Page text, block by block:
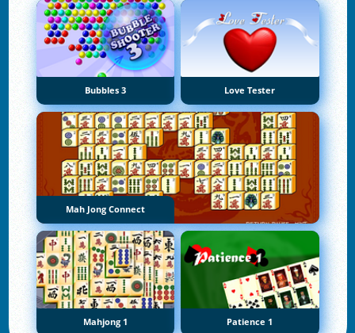
Bubbles 3 Love Tester
Mah Jong Connect
Mahjong 1 Patience 1